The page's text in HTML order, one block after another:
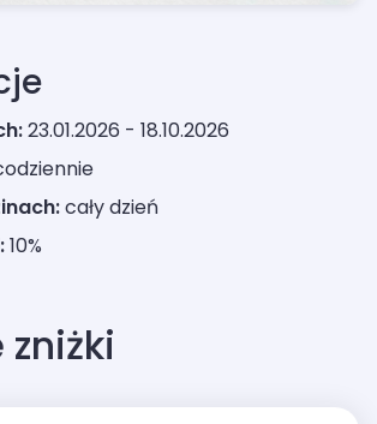
23.01.2026 - 18.10.2026
cały dzień
10%